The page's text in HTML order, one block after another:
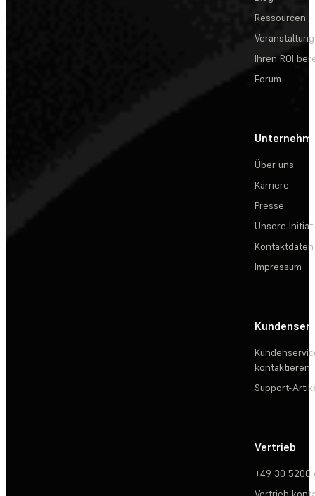
Ressourcen
Ihren ROI
Forum
Über uns
Karriere
Presse
Unsere
Kontaktdaten
Impressum
kontaktieren
Support-
Vertrieb
+49 30 5200